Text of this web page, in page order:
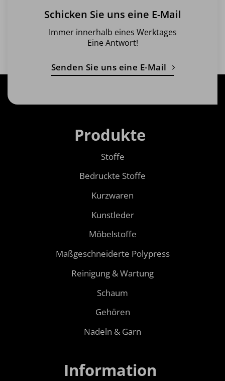
Schicken Sie uns eine E-Mail
Immer innerhalb eines Werktages
Eine Antwort!
Senden Sie uns eine E-Mail
Produkte
Stoffe
Bedruckte Stoffe
Kurzwaren
Kunstleder
Möbelstoffe
Maßgeschneiderte Polypress
Reinigung & Wartung
Schaum
Gehören
Nadeln & Garn
Information